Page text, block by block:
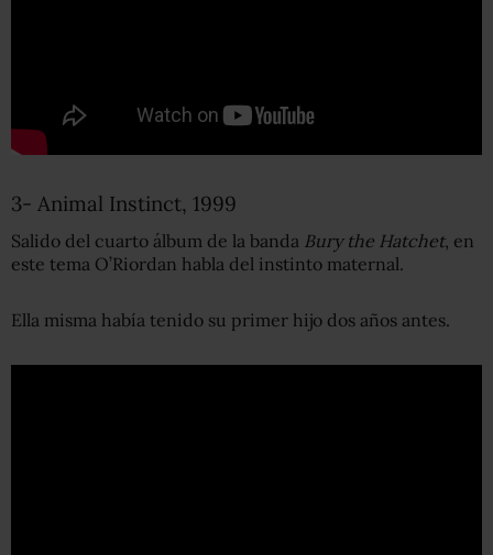
3- Animal Instinct, 1999
Salido del cuarto álbum de la banda Bury the Hatchet, en
este tema O’Riordan habla del instinto maternal.
Ella misma había tenido su primer hijo dos años antes.